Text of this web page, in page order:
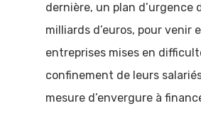
dernière, un plan d’urgence
milliards d’euros, pour venir
entreprises mises en
confinement de leurs
mesure d’envergure à